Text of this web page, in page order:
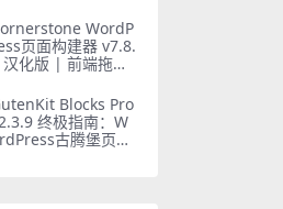
WordP
页面构建器 v7.8.
化版 | 前端拖拽
Blocks Pro
终极指南：W
古腾堡页面